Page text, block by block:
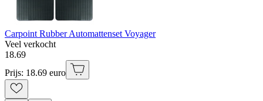
Carpoint Rubber Automattenset Voyager
Veel verkocht
18.69
Prijs: 18.69 euro